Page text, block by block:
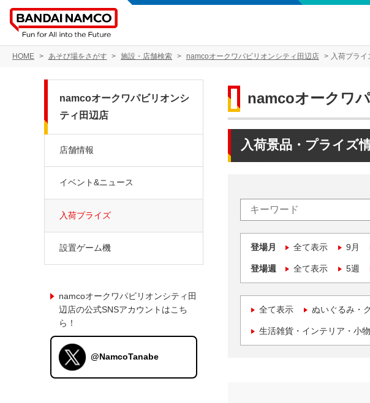
HOME あそび場をさがす 施設・店舗検索 namcoオークワパビリオンシティ田辺店 入荷プライ
namcoオークワ
入荷景品・プライズ
登場月 全て表示 9月
登場週 全て表示 5週
全て表示 ぬいぐるみ・
生活雑貨・インテリア・小物
namcoオークワパビリオンシ
ティ田辺店
店舗情報
イベント&ニュース
入荷プライズ
設置ゲーム機
namcoオークワパビリオンシティ田
辺店の公式SNSアカウントはこち
ら！
@NamcoTanabe